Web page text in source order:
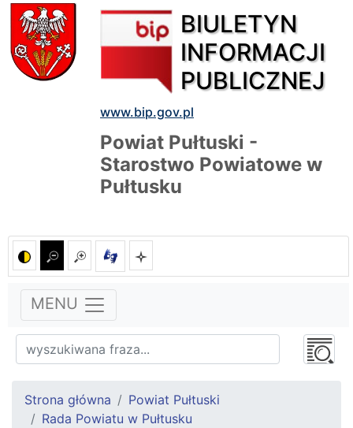
BIULETYN
INFORMACJI
PUBLICZNEJ
www.bip.gov.pl
Powiat Pułtuski -
Starostwo Powiatowe w
Pułtusku
MENU
Strona główna
Powiat Pułtuski
Rada Powiatu w Pułtusku